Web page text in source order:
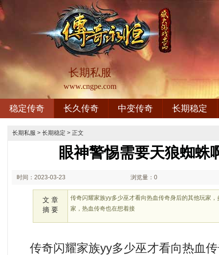
长期私服
www.cngpe.com
稳定传奇 长久传奇 中变传奇 长期稳定
长期私服 > 长期稳定 > 正文
眼神警惕需要天狼蜘
时间：2023-03-23 浏览量：0
文 章
摘 要
传奇闪耀家族yy多少巫才看向热血传奇身后的其他玩家
家，热血传奇也在想着接
传奇闪耀家族yy多少巫才看向热血